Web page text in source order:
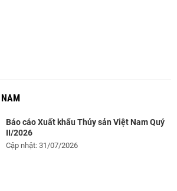
Báo cáo Xuất khẩu Thủy sản Việt Nam Quý
II/2026
Cập nhật: 31/07/2026